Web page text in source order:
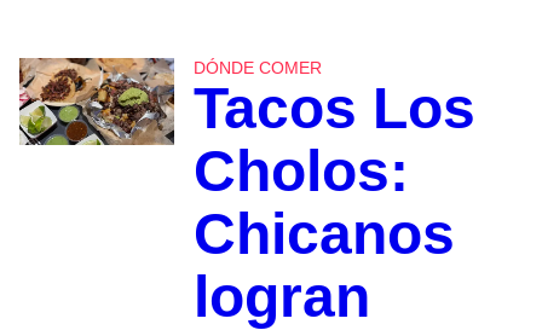
DÓNDE COMER
Tacos Los
Cholos:
Chicanos
logran